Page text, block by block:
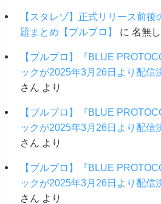
【スタレゾ】正式リリース前
題まとめ【ブルプロ】
に 名無
【ブルプロ】『BLUE
ックが2025年3月26日より配信
さん より
【ブルプロ】『BLUE
ックが2025年3月26日より配信
さん より
【ブルプロ】『BLUE
ックが2025年3月26日より配信
さん より